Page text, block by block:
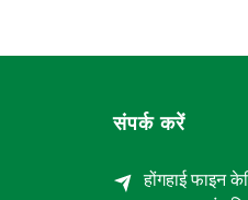
संपर्क करें
होंगहाई फाइन